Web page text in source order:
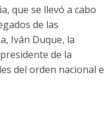
que se llevó a cabo
de las
Iván Duque, la
de la
del orden nacional e